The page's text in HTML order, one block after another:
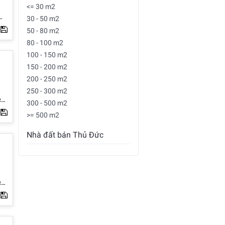
<= 30 m2
30 - 50 m2
50 - 80 m2
80 - 100 m2
100 - 150 m2
150 - 200 m2
200 - 250 m2
250 - 300 m2
300 - 500 m2
>= 500 m2
Nhà đất bán Thủ Đức